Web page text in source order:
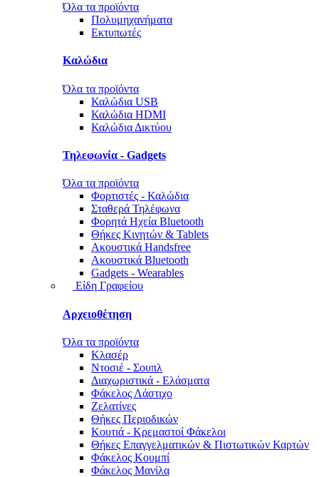
Όλα τα προϊόντα
Πολυμηχανήματα
Εκτυπωτές
Καλώδια
Όλα τα προϊόντα
Καλώδια USB
Καλώδια HDMI
Καλώδια Δικτύου
Τηλεφωνία - Gadgets
Όλα τα προϊόντα
Φορτιστές - Καλώδια
Σταθερά Τηλέφωνα
Φορητά Ηχεία Bluetooth
Θήκες Κινητών & Tablets
Ακουστικά Handsfree
Ακουστικά Bluetooth
Gadgets - Wearables
Είδη Γραφείου
Αρχειοθέτηση
Όλα τα προϊόντα
Κλασέρ
Ντοσιέ - Σουπλ
Διαχωριστικά - Ελάσματα
Φάκελος Λάστιχο
Ζελατίνες
Θήκες Περιοδικών
Κουτιά - Κρεμαστοί Φάκελοι
Θήκες Επαγγελματικών & Πιστωτικών Καρτών
Φάκελος Κουμπί
Φάκελος Μανίλα